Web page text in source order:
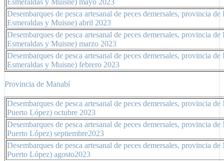
Esmeraldas y Muisne) mayo 2023
Desembarques de pesca artesanal de peces demersales, provincia
Esmeraldas y Muisne) abril 2023
Desembarques de pesca artesanal de peces demersales, provincia
Esmeraldas y Muisne) marzo 2023
Desembarques de pesca artesanal de peces demersales, provincia
Esmeraldas y Muisne) febrero 2023
Provincia de Manabí
Desembarques de pesca artesanal de peces demersales, provincia
Puerto López) octubre 2023
Desembarques de pesca artesanal de peces demersales, provincia
Puerto López) septiembre2023
Desembarques de pesca artesanal de peces demersales, provincia
Puerto López) agosto2023